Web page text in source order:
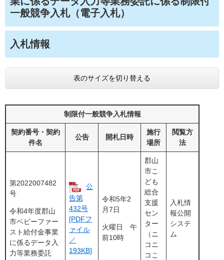
一般競争入札（電子入札）
入札情報
表のサイズを切り替える
制限付一般競争入札情報
契約番号・契約
件名
公告 開札日時
施行
場所
閲覧方
法
第2022007482
号
令和4年度郡山
市ベビーファー
スト給付金事業
に係るデータ入
力等業務委託
公
告第
432号
[PDFフ
ァイル
／
193KB]
令和5年2
月7日
火曜日 午
前10時
郡山
市こ
ども
総合
支援
セン
ター
（ニ
コニ
コこ
入札情
報公開
システ
ム